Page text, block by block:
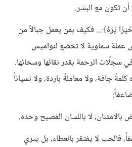
أن تكون مع البشر.
يَرَهُ﴾... فكيف بمن يعمل جبالاً من
عملة سماوية لا تخضع لنواميس
سجلّات الرحمة بقدر نقائها وسخائها.
جافة، ولا معاملةً باردة، ولا نسياناً
بالامتنان، لا باللسان الفصيح وحده.
فالحب لا يفتقر بالعطاء، بل يثري